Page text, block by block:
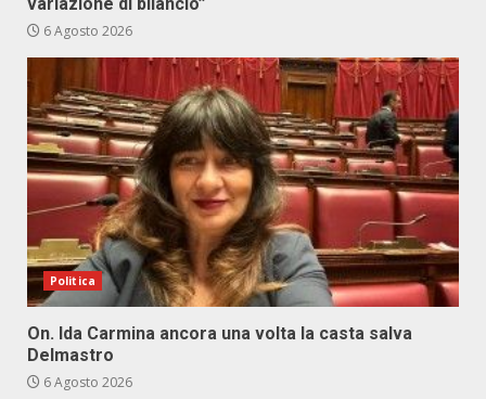
6 Agosto 2026
Politica
On. Ida Carmina ancora una volta la casta salva
Delmastro
6 Agosto 2026